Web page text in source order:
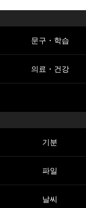
문구・학습
의료・건강
기분
파일
날씨